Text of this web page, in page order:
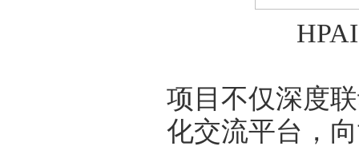
项目不仅深度
化交流平台，